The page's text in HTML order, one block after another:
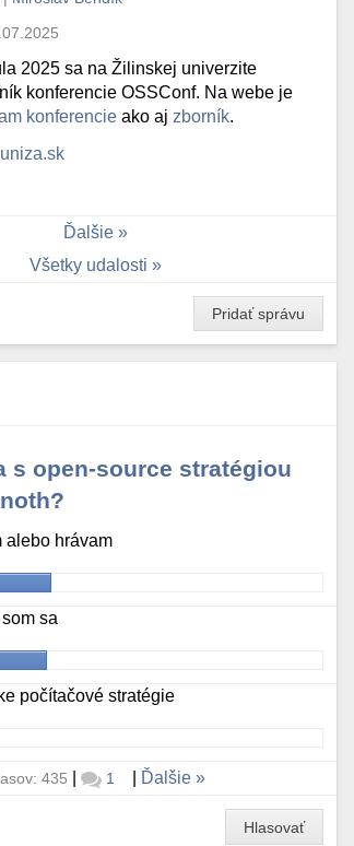
2025 sa na Žilinskej univerzite
konferencie OSSConf. Na webe je
konferencie ako aj zborník.
Ďalšie
Všetky udalosti
Pridať správu
s open-source stratégiou
alebo hrávam
sa
počítačové stratégie
435 | 1 Ďalšie
Hlasovať